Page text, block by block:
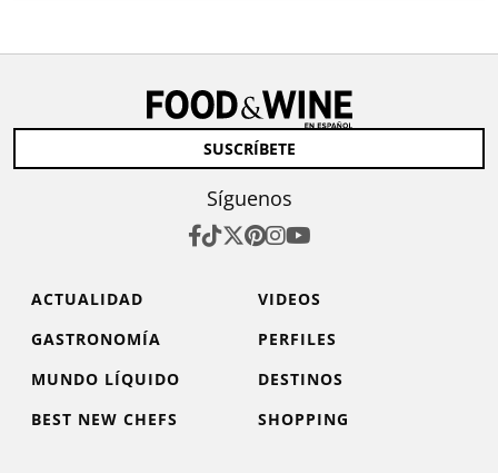
SUSCRÍBETE
Síguenos
ACTUALIDAD
VIDEOS
GASTRONOMÍA
PERFILES
MUNDO LÍQUIDO
DESTINOS
BEST NEW CHEFS
SHOPPING